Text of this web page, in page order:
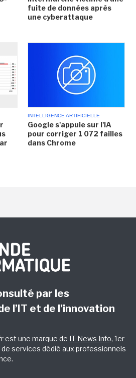
fuite de données après
une cyberattaque
INTELLIGENCE ARTIFICIELLE
Google s'appuie sur l'IA
pour corriger 1 072 failles
dans Chrome
par les
l’IT et de l’innovation
est une marque de IT News Info, 1er
services dédié aux professionnels